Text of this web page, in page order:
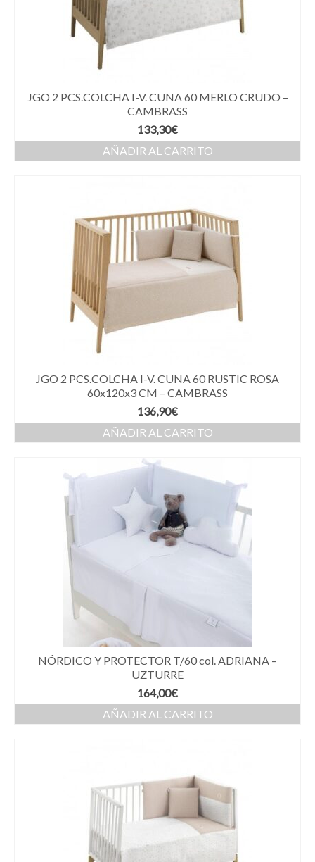
JGO 2 PCS.COLCHA I-V. CUNA 60 MERLO CRUDO –
CAMBRASS
133,30€
AÑADIR AL CARRITO
JGO 2 PCS.COLCHA I-V. CUNA 60 RUSTIC ROSA
60x120x3 CM – CAMBRASS
136,90€
AÑADIR AL CARRITO
NÓRDICO Y PROTECTOR T/60 col. ADRIANA –
UZTURRE
164,00€
AÑADIR AL CARRITO